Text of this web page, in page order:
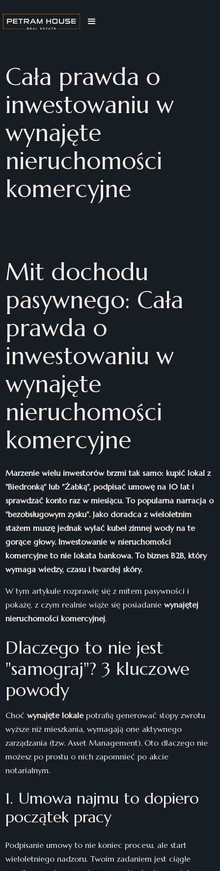
Cała prawda o
inwestowaniu w
wynajęte
nieruchomości
komercyjne
Mit dochodu
pasywnego: Cała
prawda o
inwestowaniu w
wynajęte
nieruchomości
komercyjne
Marzenie wielu inwestorów brzmi tak samo: kupić lokal z
"Biedronką" lub "Żabką", podpisać umowę na 10 lat i
sprawdzać konto raz w miesiącu. To popularna narracja o
"bezobsługowym zysku". Jako doradca z wieloletnim
stażem muszę jednak wylać kubeł zimnej wody na te
gorące głowy. Inwestowanie w nieruchomości
komercyjne to nie lokata bankowa. To biznes B2B, który
wymaga wiedzy, czasu i twardej skóry.
W tym artykule rozprawię się z mitem pasywności i
pokażę, z czym realnie wiąże się posiadaniewynajętej
nieruchomości komercyjnej.
Dlaczego to nie jest
"samograj"? 3 kluczowe
powody
Choćwynajęte lokale potrafią generować stopy zwrotu
wyższe niż mieszkania, wymagają one aktywnego
zarządzania (tzw. Asset Management). Oto dlaczego nie
możesz po prostu o nich zapomnieć po akcie
notarialnym.
1. Umowa najmu to dopiero
początek pracy
Podpisanie umowy to nie koniec procesu, ale start
wieloletniego nadzoru. Twoim zadaniem jest ciągłe